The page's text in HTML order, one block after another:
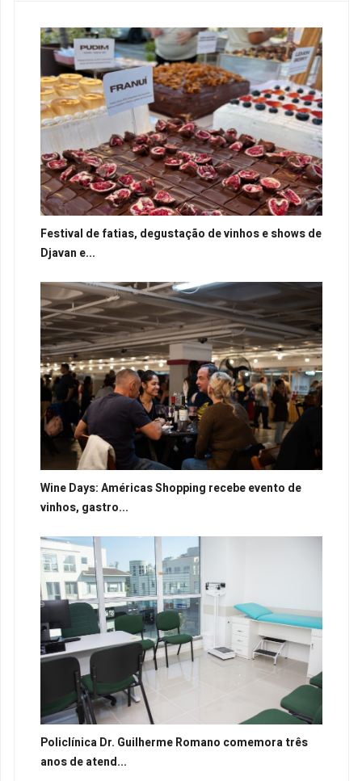
Festival de fatias, degustação de vinhos e shows de
Djavan e...
Wine Days: Américas Shopping recebe evento de
vinhos, gastro...
Policlínica Dr. Guilherme Romano comemora três
anos de atend...